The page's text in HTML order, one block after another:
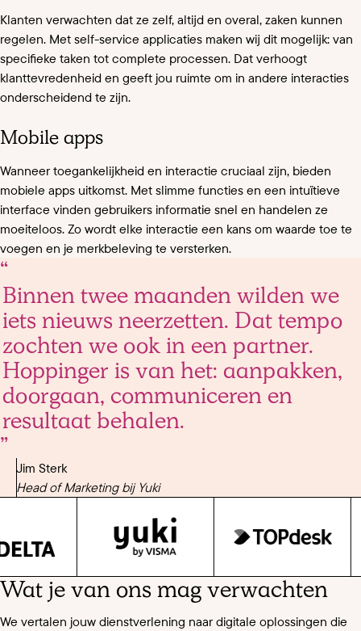
Klanten verwachten dat ze zelf, altijd en overal, zaken kunnen
regelen. Met self-service applicaties maken wij dit mogelijk: van
specifieke taken tot complete processen. Dat verhoogt
klanttevredenheid en geeft jou ruimte om in andere interacties
onderscheidend te zijn.
Mobile apps
Wanneer toegankelijkheid en interactie cruciaal zijn, bieden
mobiele apps uitkomst. Met slimme functies en een intuïtieve
interface vinden gebruikers informatie snel en handelen ze
moeiteloos. Zo wordt elke interactie een kans om waarde toe te
voegen en je merkbeleving te versterken.
Binnentweemaandenwildenwe
iets nieuws neerzetten. Dattempo
zochtenwe ookin eenpartner.
Hoppinger is vanhet: aanpakken,
doorgaan, communiceren en
resultaatbehalen.
Jim Sterk
Head of Marketing bij Yuki
Wat je van ons mag verwachten
We vertalen jouw dienstverlening naar digitale oplossingen die